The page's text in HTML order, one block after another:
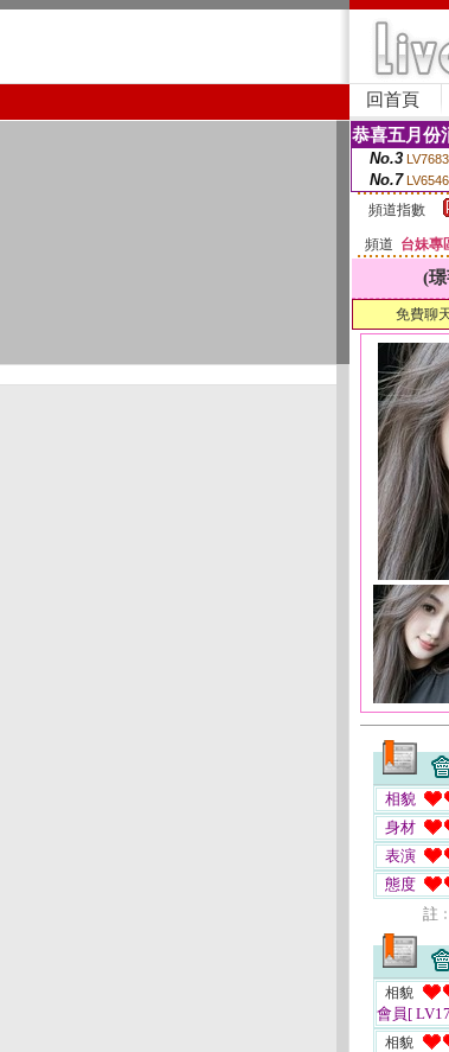
回首頁
恭喜五月份
No.3
No.7
頻道指數
頻道 台妹專
(
免費聊
相貌
身材
表演
態度
註
相貌
會員[
相貌